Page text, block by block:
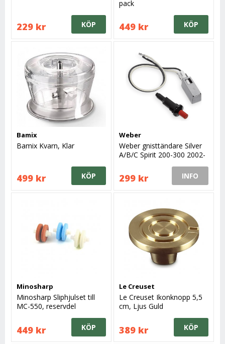
229 kr KÖP
pack
449 kr KÖP
Bamix
Bamix Kvarn, Klar
499 kr KÖP
Weber
Weber gnisttändare Silver
A/B/C Spirit 200-300 2002-
299 kr INFO
Minosharp
Minosharp Sliphjulset till
MC-550, reservdel
449 kr KÖP
Le Creuset
Le Creuset Ikonknopp 5,5
cm, Ljus Guld
389 kr KÖP